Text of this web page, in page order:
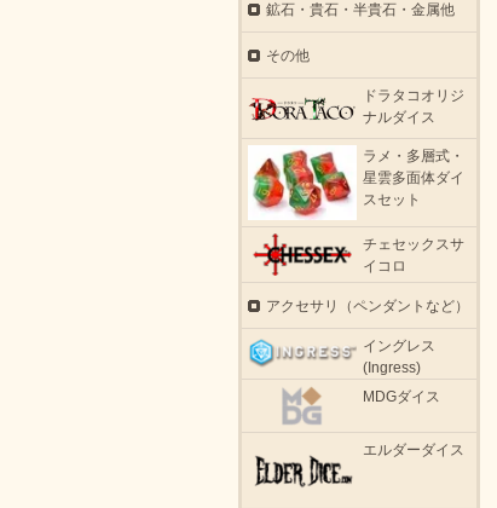
鉱石・貴石・半貴石・金属他
その他
ドラタコオリジ
ナルダイス
ラメ・多層式・
星雲多面体ダイ
スセット
チェセックスサ
イコロ
アクセサリ（ペンダントなど）
イングレス
(Ingress)
MDGダイス
エルダーダイス